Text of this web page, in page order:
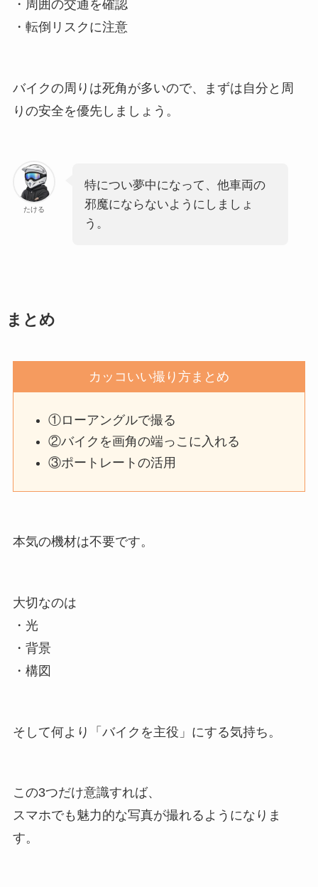
・周囲の交通を確認
・転倒リスクに注意
バイクの周りは死角が多いので、まずは自分と周
りの安全を優先しましょう。
たける
特につい夢中になって、他車両の
邪魔にならないようにしましょ
う。
まとめ
カッコいい撮り方まとめ
①ローアングルで撮る
②バイクを画角の端っこに入れる
③ポートレートの活用
本気の機材は不要です。
大切なのは
・光
・背景
・構図
そして何より「バイクを主役」にする気持ち。
この3つだけ意識すれば、
スマホでも魅力的な写真が撮れるようになりま
す。